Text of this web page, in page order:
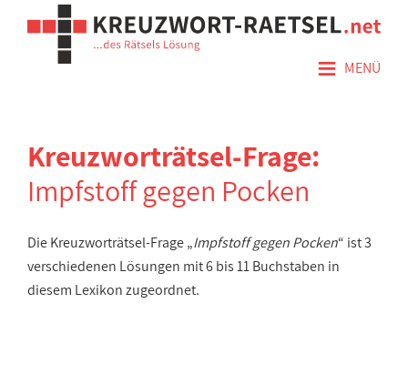
≡ MENÜ
Kreuzworträtsel-Frage:
Impfstoff gegen Pocken
Die Kreuzworträtsel-Frage „Impfstoff gegen Pocken“ ist 3
verschiedenen Lösungen mit 6 bis 11 Buchstaben in
diesem Lexikon zugeordnet.